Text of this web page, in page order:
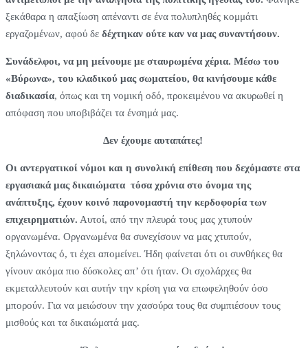
ξεκάθαρα η απαξίωση απέναντι σε ένα πολυπληθές κομμάτι
εργαζομένων, αφού δε δέχτηκαν ούτε καν να μας συναντήσουν.
Συνάδελφοι, να μη μείνουμε με σταυρωμένα χέρια. Μέσω του
«Βύρωνα», του κλαδικού μας σωματείου, θα κινήσουμε κάθε
διαδικασία, όπως και τη νομική οδό, προκειμένου να ακυρωθεί η
απόφαση που υποβιβάζει τα ένσημά μας.
Δεν έχουμε αυταπάτες!
Οι αντεργατικοί νόμοι και η συνολική επίθεση που δεχόμαστε στα
εργασιακά μας δικαιώματα τόσα χρόνια στο όνομα της
ανάπτυξης, έχουν κοινό παρονομαστή την κερδοφορία των
επιχειρηματιών. Αυτοί, από την πλευρά τους μας χτυπούν
οργανωμένα. Οργανωμένα θα συνεχίσουν να μας χτυπούν,
ξηλώνοντας ό, τι έχει απομείνει. Ήδη φαίνεται ότι οι συνθήκες θα
γίνουν ακόμα πιο δύσκολες απ’ ότι ήταν. Οι σχολάρχες θα
εκμεταλλευτούν και αυτήν την κρίση για να επωφεληθούν όσο
μπορούν. Για να μειώσουν την χασούρα τους θα συμπιέσουν τους
μισθούς και τα δικαιώματά μας.